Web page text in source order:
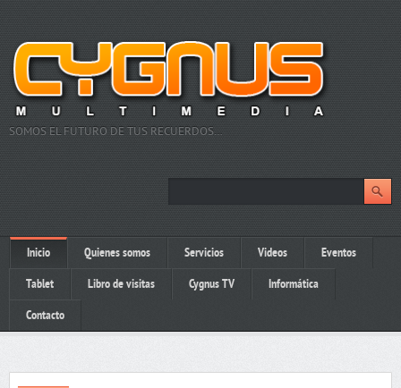
SOMOS EL FUTURO DE TUS RECUERDOS…
Inicio Quienes somos Servicios Videos Eventos
Tablet Libro de visitas Cygnus TV Informática
Contacto